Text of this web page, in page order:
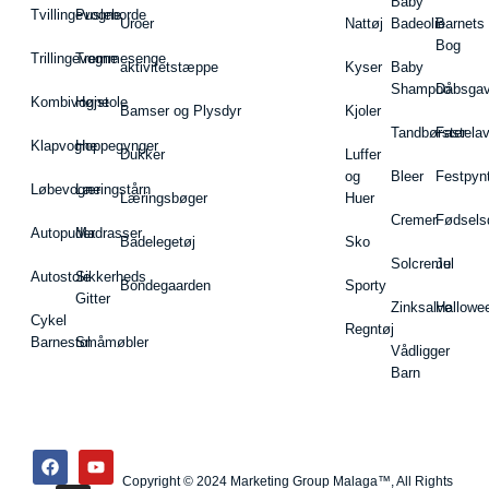
Tvillingevogne
Trillingevogne
Kombivogne
Klapvogne
Løbevogne
Autopuder
Autostole
Cykel
Barnestol
Pusleborde
Tremmesenge
Højstole
Hoppegynger
Læringstårn
Madrasser
Sikkerheds
Gitter
Småmøbler
Uroer
aktivitetstæppe
Bamser og Plysdyr
Dukker
Læringsbøger
Badelegetøj
Bondegaarden
Nattøj
Kyser
Kjoler
Luffer
og
Huer
Sko
Sporty
Regntøj
Badeolie
Baby
Shampoo
Tandbørster
Bleer
Cremer
Solcreme
Zinksalve
Vådligger
Barn
Barnets
Bog
Jul
Copyright © 2024 Marketing Group Malaga™, All Rights